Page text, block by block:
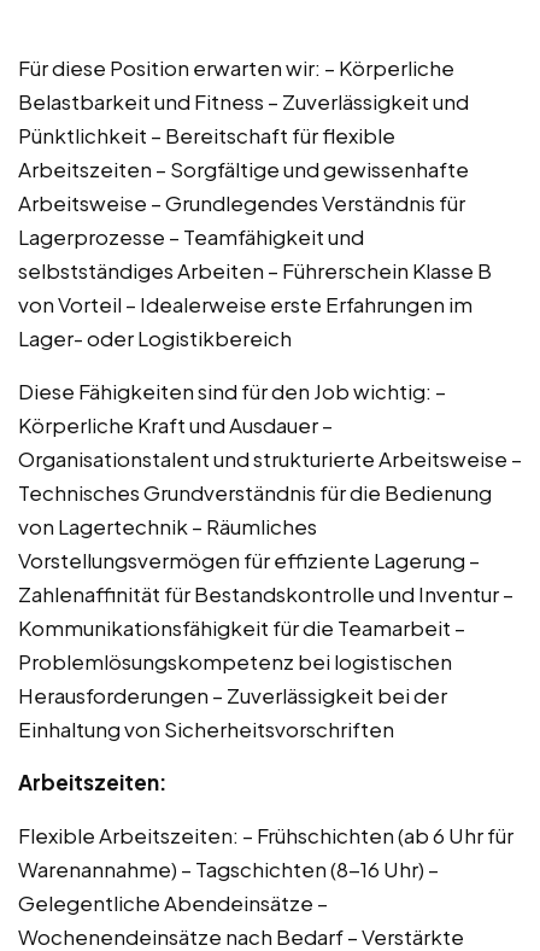
Für diese Position erwarten wir: – Körperliche
Belastbarkeit und Fitness – Zuverlässigkeit und
Pünktlichkeit – Bereitschaft für flexible
Arbeitszeiten – Sorgfältige und gewissenhafte
Arbeitsweise – Grundlegendes Verständnis für
Lagerprozesse – Teamfähigkeit und
selbstständiges Arbeiten – Führerschein Klasse B
von Vorteil – Idealerweise erste Erfahrungen im
Lager- oder Logistikbereich
Diese Fähigkeiten sind für den Job wichtig: –
Körperliche Kraft und Ausdauer –
Organisationstalent und strukturierte Arbeitsweise –
Technisches Grundverständnis für die Bedienung
von Lagertechnik – Räumliches
Vorstellungsvermögen für effiziente Lagerung –
Zahlenaffinität für Bestandskontrolle und Inventur –
Kommunikationsfähigkeit für die Teamarbeit –
Problemlösungskompetenz bei logistischen
Herausforderungen – Zuverlässigkeit bei der
Einhaltung von Sicherheitsvorschriften
Arbeitszeiten:
Flexible Arbeitszeiten: – Frühschichten (ab 6 Uhr für
Warenannahme) – Tagschichten (8-16 Uhr) –
Gelegentliche Abendeinsätze –
Wochenendeinsätze nach Bedarf – Verstärkte